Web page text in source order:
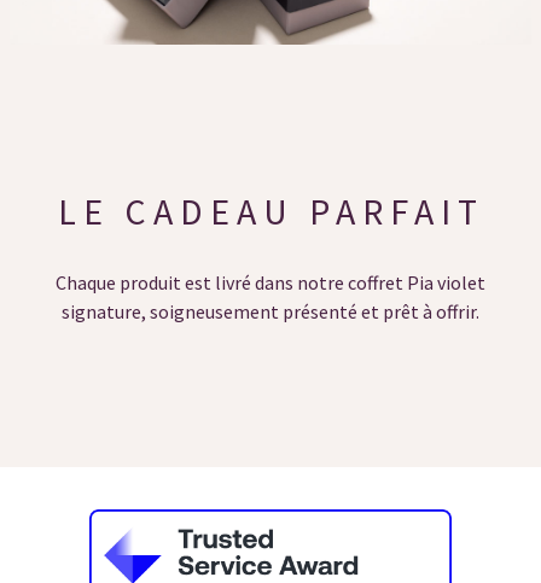
LE CADEAU PARFAIT
Chaque produit est livré dans notre coffret Pia violet
signature, soigneusement présenté et prêt à offrir.